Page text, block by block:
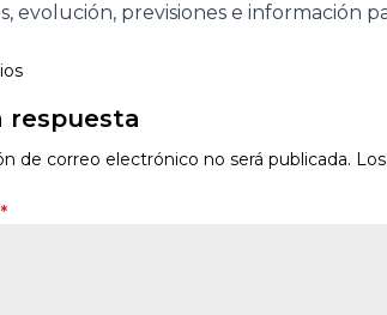
evolución, previsiones e información
respuesta
de correo electrónico no será publicada.
*